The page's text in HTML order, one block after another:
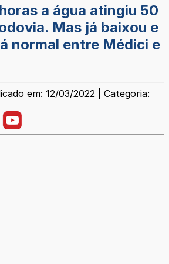
a água atingiu 50
Mas já baixou e
normal entre Médici e
em: 12/03/2022 | Categoria: